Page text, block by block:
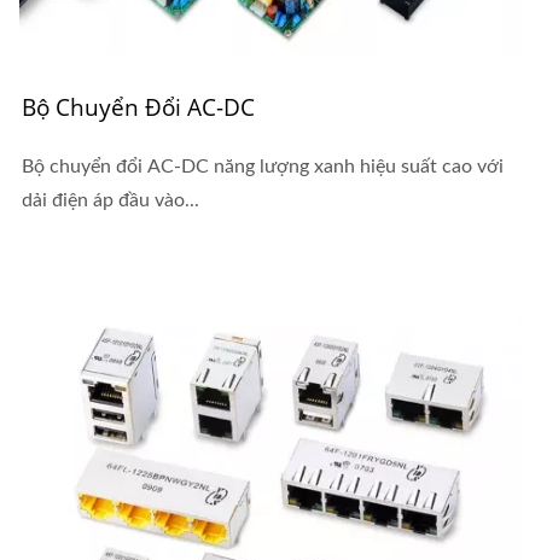
Bộ Chuyển Đổi AC-DC
Bộ chuyển đổi AC-DC năng lượng xanh hiệu suất cao với
dải điện áp đầu vào...